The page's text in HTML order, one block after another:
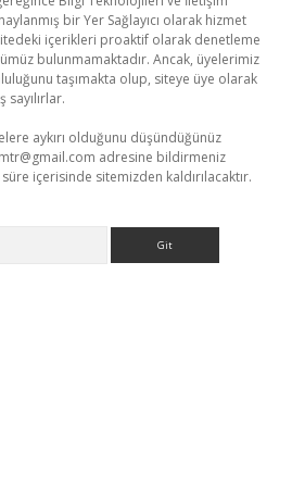
bir Yer Sağlayıcı olarak hizmet
içerikleri proaktif olarak denetleme
bulunmamaktadır. Ancak, üyelerimiz
taşımakta olup, siteye üye olarak
aykırı olduğunu düşündüğünüz
adresine bildirmeniz
içerisinde sitemizden kaldırılacaktır.